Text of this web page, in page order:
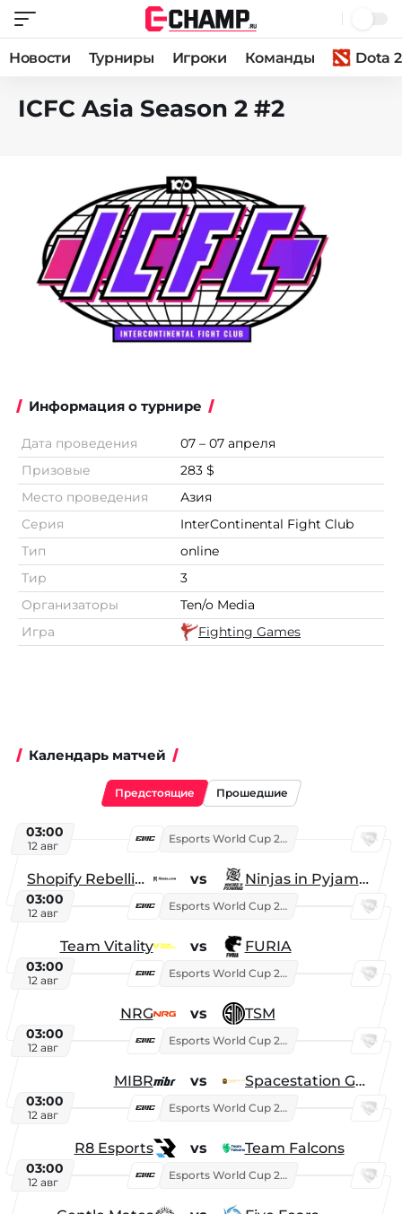
Новости Турниры Игроки Команды Dota 2
ICFC Asia Season 2 #2
Информация о турнире
Дата проведения
07 – 07 апреля
Призовые
283 $
Место проведения
Азия
Серия
InterContinental Fight Club
Тип
online
Тир
3
Организаторы
Ten/o Media
Игра
Fighting Games
Календарь матчей
Предстоящие Прошедшие
03:00
12 авг
Esports World Cup 2026
Shopify Rebellion vs Ninjas in Pyjamas
03:00
12 авг
Esports World Cup 2026
Team Vitality vs FURIA
03:00
12 авг
Esports World Cup 2026
NRG vs TSM
03:00
12 авг
Esports World Cup 2026
MIBR vs Spacestation Gaming
03:00
12 авг
Esports World Cup 2026
R8 Esports vs Team Falcons
03:00
12 авг
Esports World Cup 2026